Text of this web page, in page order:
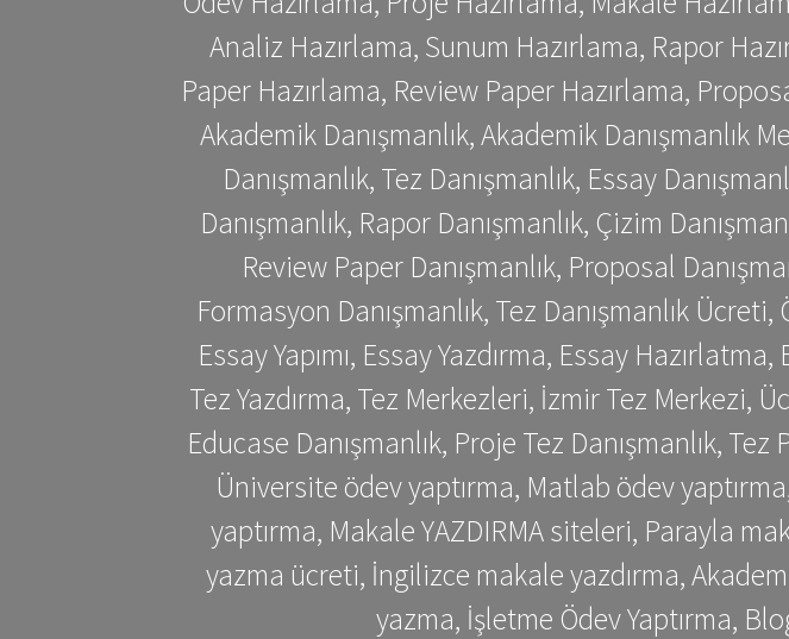
Analiz Hazırlama, Sunum Hazırlama, Rapor
Paper Hazırlama, Review Paper Hazırlama,
Akademik Danışmanlık, Akademik Danışmanlık
Danışmanlık, Tez Danışmanlık, Essay
Danışmanlık, Rapor Danışmanlık, Çizim
Review Paper Danışmanlık, Proposal
Formasyon Danışmanlık, Tez Danışmanlık Ücreti,
Essay Yapımı, Essay Yazdırma, Essay
Tez Yazdırma, Tez Merkezleri, İzmir Tez Merkezi,
Educase Danışmanlık, Proje Tez Danışmanlık,
Üniversite ödev yaptırma, Matlab ödev
yaptırma, Makale YAZDIRMA siteleri, Parayla
yazma ücreti, İngilizce makale yazdırma,
yazma, İşletme Ödev Yaptırma,